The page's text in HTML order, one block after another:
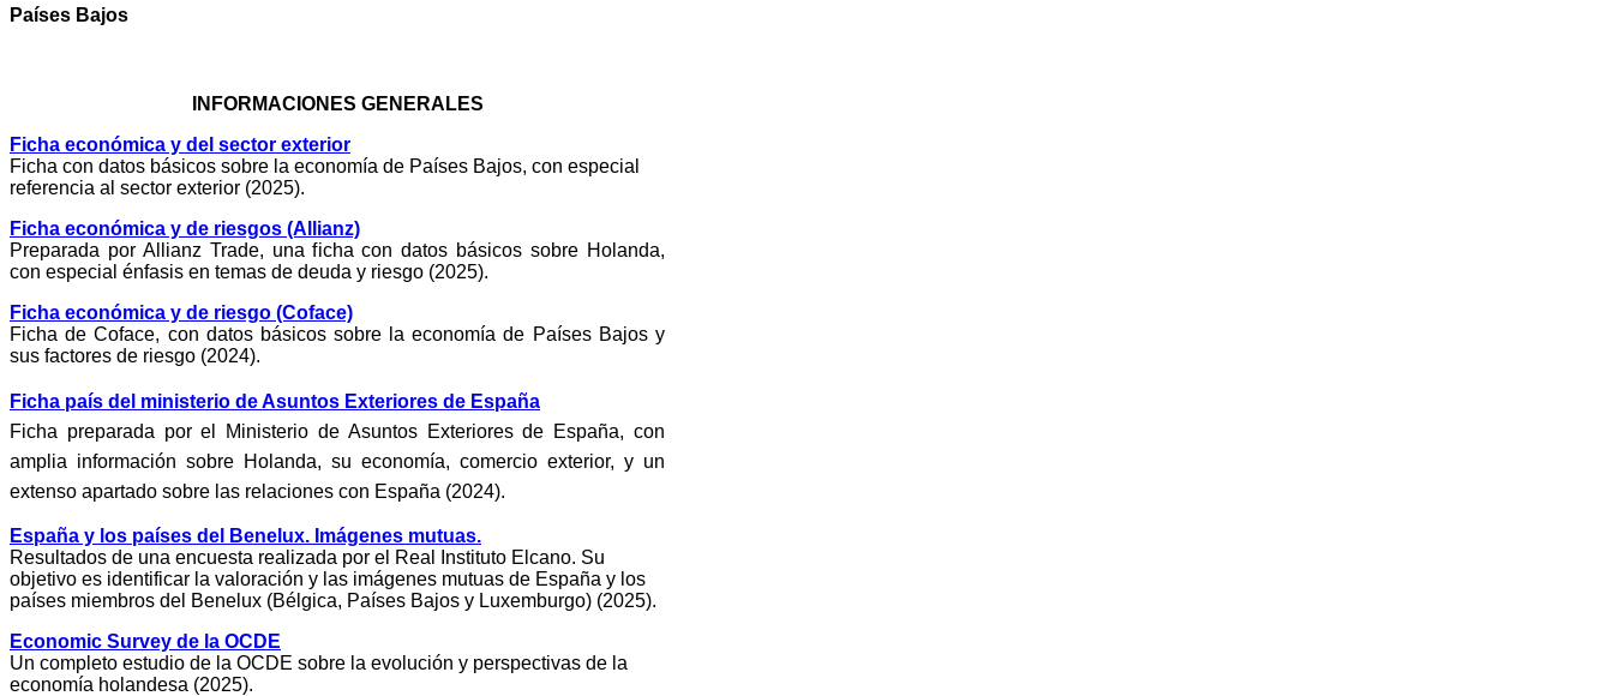
Países Bajos
INFORMACIONES GENERALES
Ficha económica y del sector exterior
Ficha con datos básicos sobre la economía de Países Bajos, con especial
referencia al sector exterior (2025).
Ficha económica y de riesgos (Allianz)
Preparada por Allianz Trade, una ficha con datos básicos sobre Holanda,
con especial énfasis en temas de deuda y riesgo (2025).
Ficha económica y de riesgo (Coface)
Ficha de Coface, con datos básicos sobre la economía de Países Bajos y
sus factores de riesgo (2024).
Ficha país del ministerio de Asuntos Exteriores de España
Ficha preparada por el Ministerio de Asuntos Exteriores de España, con
amplia información sobre Holanda, su economía, comercio exterior, y un
extenso apartado sobre las relaciones con España (2024).
España y los países del Benelux. Imágenes mutuas.
Resultados de una encuesta realizada por el Real Instituto Elcano. Su
objetivo es identificar la valoración y las imágenes mutuas de España y los
países miembros del Benelux (Bélgica, Países Bajos y Luxemburgo) (2025).
Economic Survey de la OCDE
Un completo estudio de la OCDE sobre la evolución y perspectivas de la
economía holandesa (2025).